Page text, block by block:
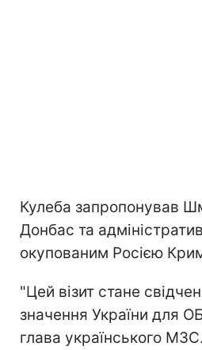
Кулеба запропонував
Донбас та
окупованим Росією
"Цей візит стане
значення України для
глава українського МЗС.